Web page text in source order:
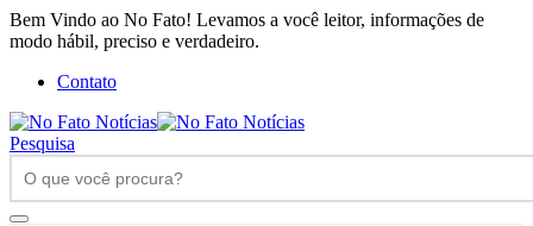
Bem Vindo ao No Fato! Levamos a você leitor, informações de
modo hábil, preciso e verdadeiro.
Contato
Pesquisa